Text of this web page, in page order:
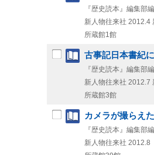
『歴史読本』編集部編
新人物往来社 2012.4
所蔵館1館
古事記日本書紀
『歴史読本』編集部編
新人物往来社 2012.7
所蔵館3館
カメラが撮らえ
『歴史読本』編集部編
新人物往来社 2012.8